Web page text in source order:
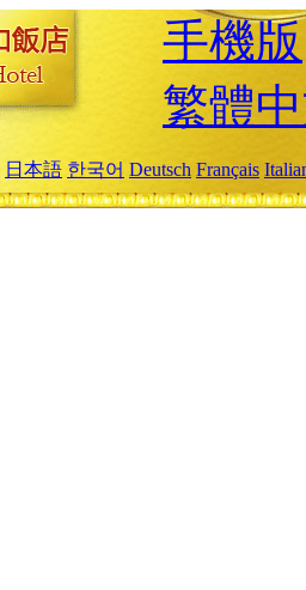
手機版
繁體
日本語 한국어 Deutsch Français